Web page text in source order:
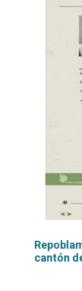
cantón